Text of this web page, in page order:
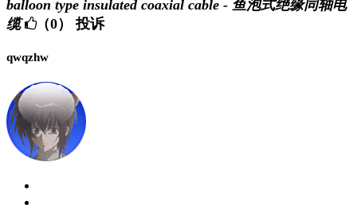
balloon type insulated coaxial cable - 鱼泡式绝缘同轴电
缆
（0） 投诉
qwqzhw